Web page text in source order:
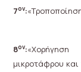
7ον:
8ον:
μικροτάφρου